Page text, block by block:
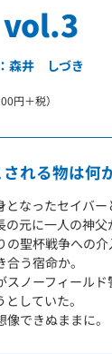
森井 しづき
円＋税）
れる物は何
なったセイバー
元に一人の神父
聖杯戦争への介
う宿命か。
ノーフィールド
していた。
できぬままに。